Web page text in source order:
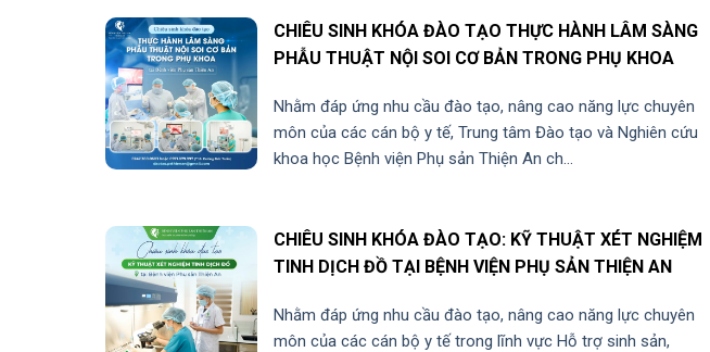
CHIÊU SINH KHÓA ĐÀO TẠO THỰC HÀNH LÂM SÀNG
PHẪU THUẬT NỘI SOI CƠ BẢN TRONG PHỤ KHOA
Nhằm đáp ứng nhu cầu đào tạo, nâng cao năng lực chuyên
môn của các cán bộ y tế, Trung tâm Đào tạo và Nghiên cứu
khoa học Bệnh viện Phụ sản Thiện An ch...
CHIÊU SINH KHÓA ĐÀO TẠO: KỸ THUẬT XÉT NGHIỆM
TINH DỊCH ĐỒ TẠI BỆNH VIỆN PHỤ SẢN THIỆN AN
Nhằm đáp ứng nhu cầu đào tạo, nâng cao năng lực chuyên
môn của các cán bộ y tế trong lĩnh vực Hỗ trợ sinh sản,